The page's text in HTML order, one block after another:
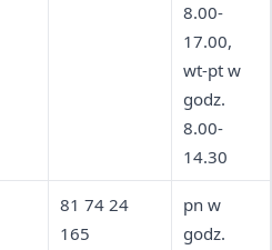
8.00-
17.00,
wt-pt w
godz.
8.00-
14.30
81 74 24
165
pn w
godz.